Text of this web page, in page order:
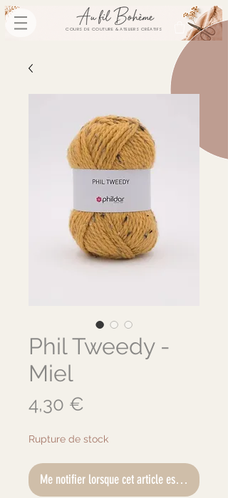
COURS DE COUTURE & ATELIERS CRÉATIFS
Phil Tweedy -
Miel
4,30 €
Rupture de stock
Me notifier lorsque cet article est disponible